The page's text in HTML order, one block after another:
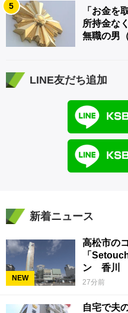
5
「お金を
所持金な
無職の男
LINE友だち追加
新着ニュース
NEW
高松市の
「
ン 香川
27分前
自宅で夫